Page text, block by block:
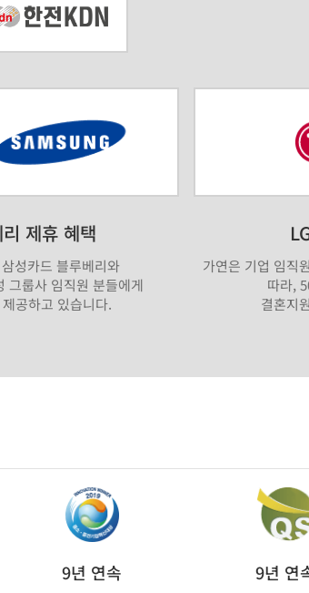
제휴 혜택
성카드 블루베리와
그룹사 임직원 분들에게
공하고 있습니다.
가연은 기업 임직
따라,
결혼지
9년 연속 9년 연